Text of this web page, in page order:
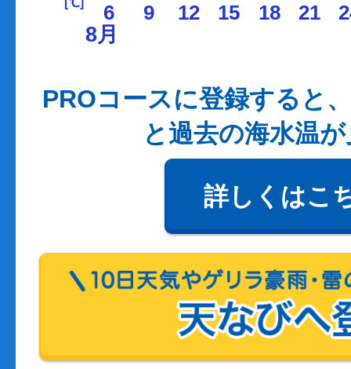
6 9 12 15 18 21
[℃]
8月
PROコースに登録すると
と過去の海水温
詳しくはこ